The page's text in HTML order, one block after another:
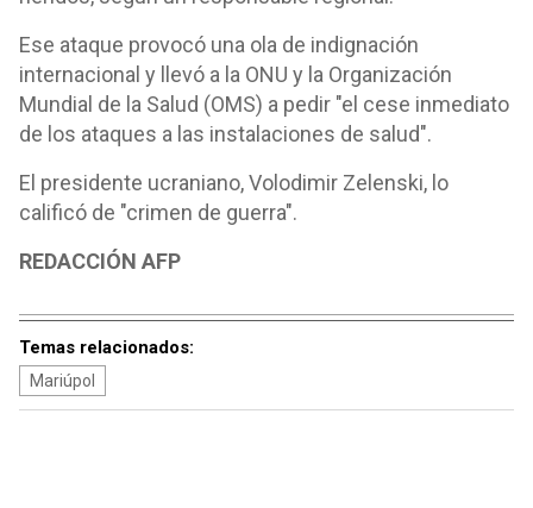
Ese ataque provocó una ola de indignación
internacional y llevó a la ONU y la Organización
Mundial de la Salud (OMS) a pedir "el cese inmediato
de los ataques a las instalaciones de salud".
El presidente ucraniano, Volodimir Zelenski, lo
calificó de "crimen de guerra".
REDACCIÓN AFP
Temas relacionados:
Mariúpol